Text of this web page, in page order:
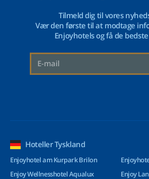
Tilmeld dig til vores
Vær den første til at modtage
Enjoyhotels og få de
Hoteller Tyskland
Enjoyhotel am Kurpark Brilon
Enjoy Wellnesshotel Aqualux
Enjoy